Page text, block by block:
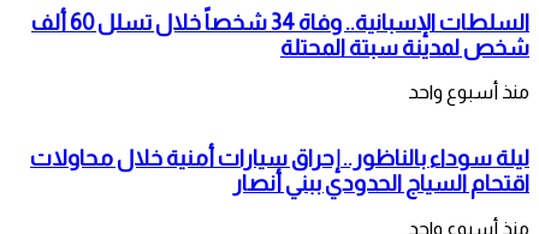
السلطات الإسبانية.. وفاة 34 شخصاً خلال تسلل 60 ألف
شخص لمدينة سبتة المحتلة
منذ أسبوع واحد
ليلة سوداء بالناظور.. إحراق سيارات أمنية خلال محاولات
اقتحام السياج الحدودي ببني أنصار
منذ أسبوع واحد